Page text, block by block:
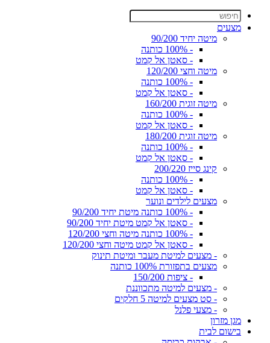
מצעים
מיטה יחיד 90/200
- 100% כותנה
- סאטן אל קמט
מיטה וחצי 120/200
- 100% כותנה
- סאטן אל קמט
מיטה זוגית 160/200
- 100% כותנה
- סאטן אל קמט
מיטה זוגית 180/200
- 100% כותנה
- סאטן אל קמט
קינג סייז 200/220
- 100% כותנה
- סאטן אל קמט
מצעים לילדים ונוער
- 100% כותנה מיטת יחיד 90/200
- סאטן אל קמט מיטת יחיד 90/200
- 100% כותנה מיטה וחצי 120/200
- סאטן אל קמט מיטה וחצי 120/200
- מצעים למיטת מעבר ומיטת תינוק
מצעים בתפזורת 100% כותנה
- ציפות 150/200
- מצעים למיטה מתכווננת
- סט מצעים למיטה 5 חלקים
- מצעי פלנל
מגן מזרון
בישום לבית